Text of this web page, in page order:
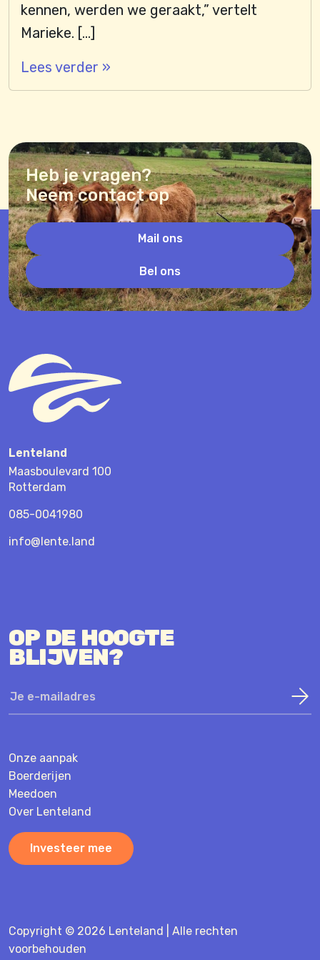
kennen, werden we geraakt,” vertelt
Marieke. […]
Lees verder »
Heb je vragen?
Neem contact op
Mail ons
Bel ons
Lenteland
Maasboulevard 100
Rotterdam
085-0041980
info@lente.land
OP DE HOOGTE
BLIJVEN?
Onze aanpak
Boerderijen
Meedoen
Over Lenteland
Investeer mee
Copyright © 2026 Lenteland | Alle rechten
voorbehouden